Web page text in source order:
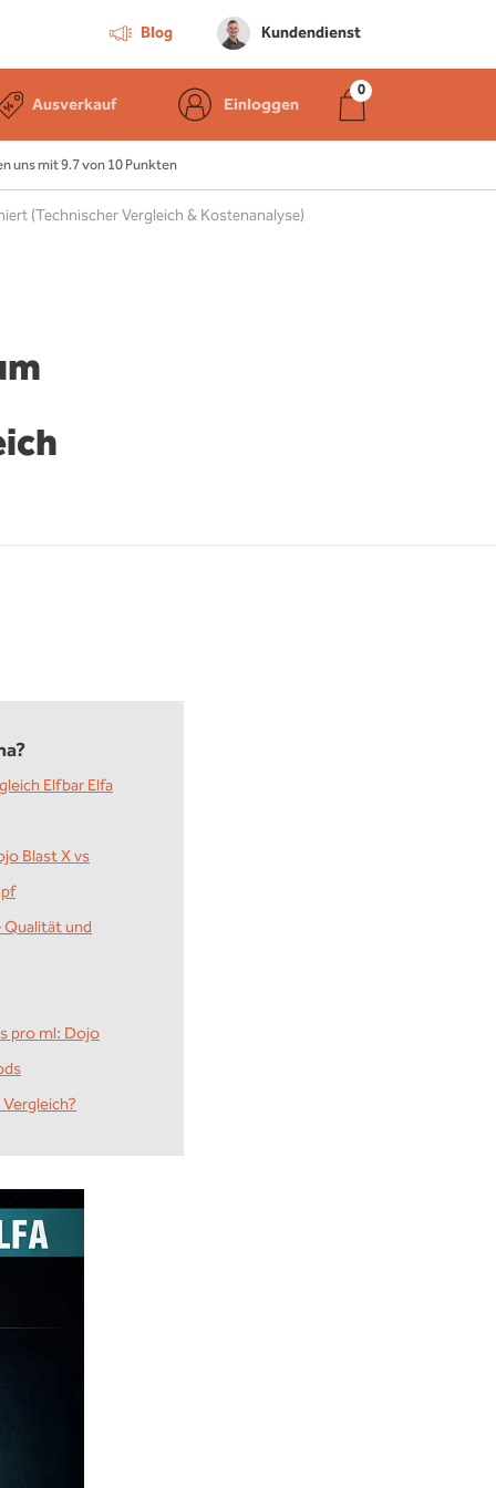
Blog Kundendienst
Ausverkauf Einloggen
uns mit 9.7 von 10 Punkten
(Technischer Vergleich & Kostenanalyse)
Elfbar Elfa
Blast X vs
Qualität und
pro ml: Dojo